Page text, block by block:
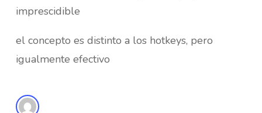
imprescidible
el concepto es distinto a los hotkeys, pero
igualmente efectivo